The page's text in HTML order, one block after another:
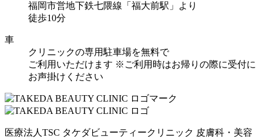
福岡市営地下鉄七隈線「福大前駅」より
徒歩10分
車
クリニックの専用駐車場を無料で
ご利用いただけます ※ご利用時はお帰りの際に受付に
お声掛けください
医療法人TSC タケダビューティークリニック 皮膚科・美容